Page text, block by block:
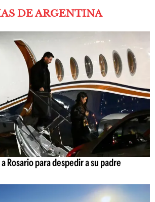
DE ARGENTINA
Rosario para despedir a su padre